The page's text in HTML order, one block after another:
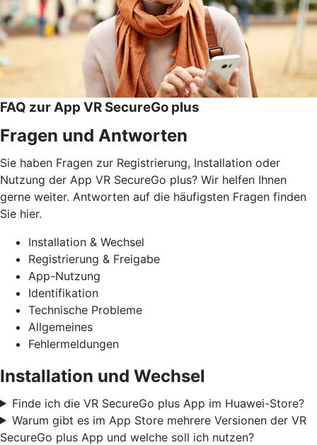
FAQ zur App VR SecureGo plus
Fragen und Antworten
Sie haben Fragen zur Registrierung, Installation oder
Nutzung der App VR SecureGo plus? Wir helfen Ihnen
gerne weiter. Antworten auf die häufigsten Fragen finden
Sie hier.
Installation & Wechsel
Registrierung & Freigabe
App-Nutzung
Identifikation
Technische Probleme
Allgemeines
Fehlermeldungen
Installation und Wechsel
Finde ich die VR SecureGo plus App im Huawei-Store?
Warum gibt es im App Store mehrere Versionen der VR
SecureGo plus App und welche soll ich nutzen?